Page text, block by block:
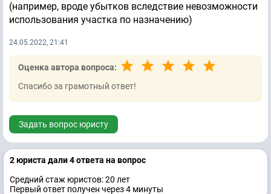
(например, вроде убытков вследствие невозможности
использования участка по назначению)
24.05.2022, 21:41
Оценка автора вопроса:
Спасибо за грамотный ответ!
Задать вопрос юристу
2 юристa дали 4 ответa на вопрос
Средний стаж юристов: 20 лет
Первый ответ получен через 4 минуты